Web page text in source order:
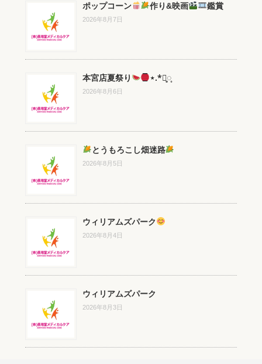
ポップコーン 作り&映画 鑑賞
2026年8月7日
本宮店夏祭り ⋆.*⃝̥◌̥
2026年8月6日
とうもろこし畑迷路
2026年8月5日
ウィリアムズパーク
2026年8月4日
ウィリアムズパーク
2026年8月3日